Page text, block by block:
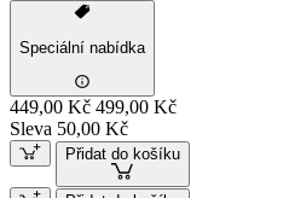
Speciální nabídka
449,00 Kč 499,00 Kč
Sleva 50,00 Kč
Přidat do košíku